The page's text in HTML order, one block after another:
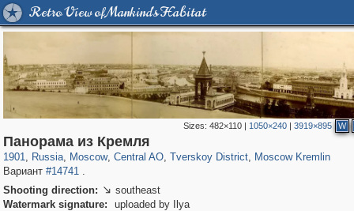
Retro View of Mankind's Habitat
Sizes: 482×110| 1050×240| 3919×895 W
Панорама из Кремля
1901, Russia
1,407,363 29,248
, Moscow
319,882 8,286
, Central AO
160,021 5,916
, Tverskoy District
53,055
, Moscow Kremlin
Вариант #14741.
Shooting direction:  southeast
Watermark signature:
uploaded by Ilya